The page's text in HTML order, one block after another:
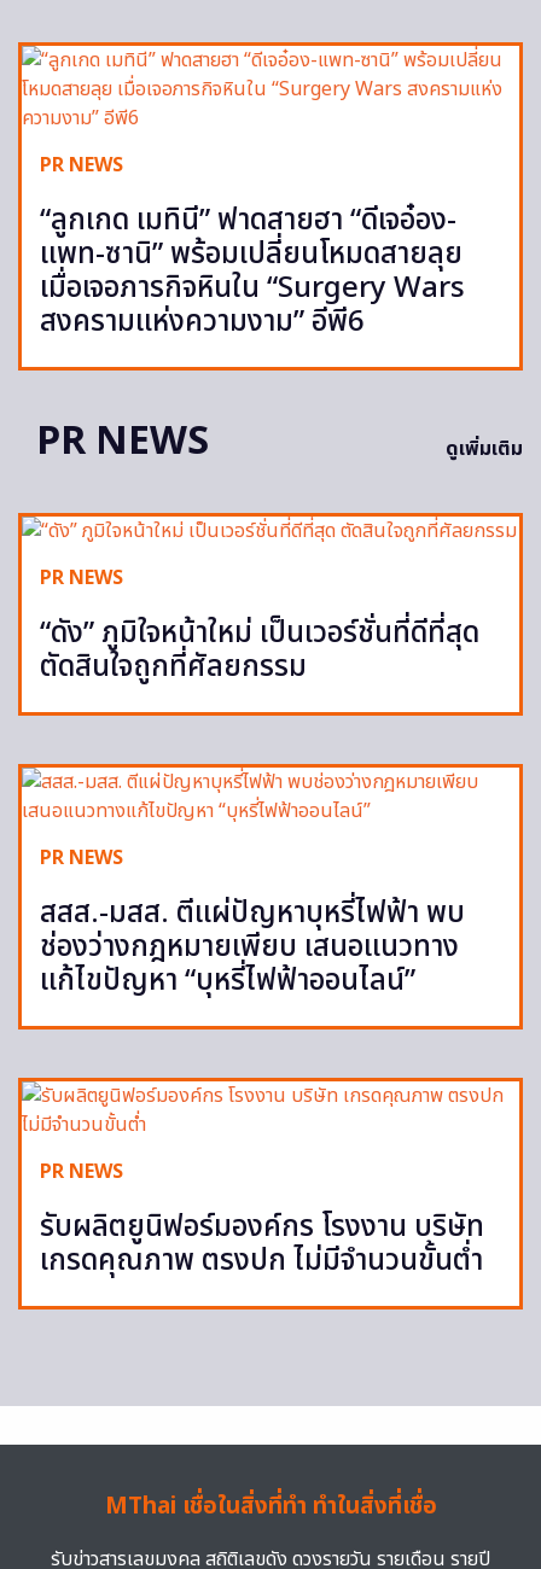
PR NEWS
“ลูกเกด เมทินี” ฟาดสายฮา “ดีเจอ๋อง-
แพท-ซานิ” พร้อมเปลี่ยนโหมดสายลุย
เมื่อเจอภารกิจหินใน “Surgery Wars
สงครามแห่งความงาม” อีพี6
PR NEWS ดูเพิ่มเติม
PR NEWS
“ดัง” ภูมิใจหน้าใหม่ เป็นเวอร์ชั่นที่ดีที่สุด
ตัดสินใจถูกที่ศัลยกรรม
PR NEWS
สสส.-มสส. ตีแผ่ปัญหาบุหรี่ไฟฟ้า พบ
ช่องว่างกฎหมายเพียบ เสนอแนวทาง
แก้ไขปัญหา “บุหรี่ไฟฟ้าออนไลน์”
PR NEWS
รับผลิตยูนิฟอร์มองค์กร โรงงาน บริษัท
เกรดคุณภาพ ตรงปก ไม่มีจำนวนขั้นต่ำ
MThai เชื่อในสิ่งที่ทำ ทำในสิ่งที่เชื่อ
รับข่าวสารเลขมงคล สถิติเลขดัง ดวงรายวัน รายเดือน รายปี